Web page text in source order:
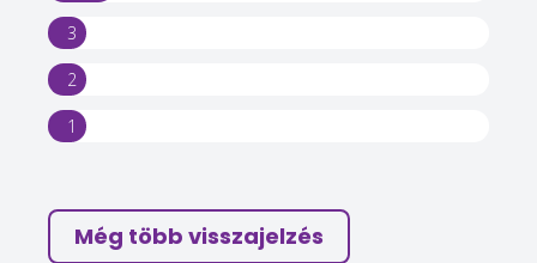
3
2
1
Még több visszajelzés